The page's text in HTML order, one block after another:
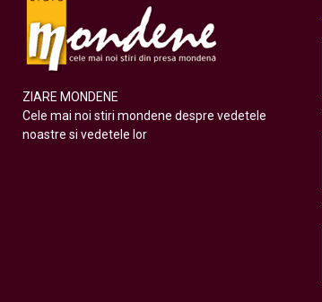
ZIARE MONDENE
Cele mai noi stiri mondene despre vedetele
noastre si vedetele lor